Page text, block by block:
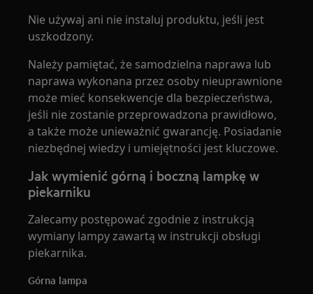
Nie używaj ani nie instaluj produktu, jeśli jest
uszkodzony.
Należy pamiętać, że samodzielna naprawa lub
naprawa wykonana przez osoby nieuprawnione
może mieć konsekwencje dla bezpieczeństwa,
jeśli nie zostanie przeprowadzona prawidłowo,
a także może unieważnić gwarancję. Posiadanie
niezbędnej wiedzy i umiejętności jest kluczowe.
Jak wymienić górną i boczną lampkę w
piekarniku
Zalecamy postępować zgodnie z instrukcją
wymiany lampy zawartą w instrukcji obsługi
piekarnika.
Górna lampa